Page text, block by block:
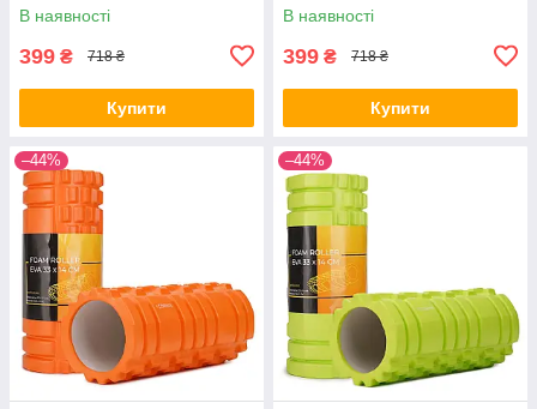
В наявності
399 ₴ 718 ₴
Купити
В наявності
399 ₴ 718 ₴
Купити
–44% –44%